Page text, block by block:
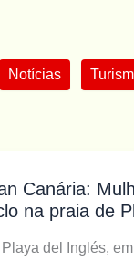
Notícias
Canária:
na praia de
del Inglés,